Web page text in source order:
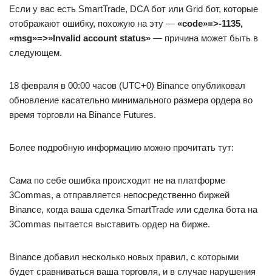
Если у вас есть SmartTrade, DCA бот или Grid бот, которые
отображают ошибку, похожую на эту — «code»=>-1135,
«msg»=>»Invalid account status» — причина может быть в
следующем.
18 февраля в 00:00 часов (UTC+0) Binance опубликовал
обновление касательно минимального размера ордера во
время торговли на Binance Futures.
Более подробную информацию можно прочитать тут:
Сама по себе ошибка происходит не на платформе
3Commas, а отправляется непосредственно биржей
Binance, когда ваша сделка SmartTrade или сделка бота на
3Commas пытается выставить ордер на бирже.
Binance добавил несколько новых правил, с которыми
будет сравниваться ваша торговля, и в случае нарушения